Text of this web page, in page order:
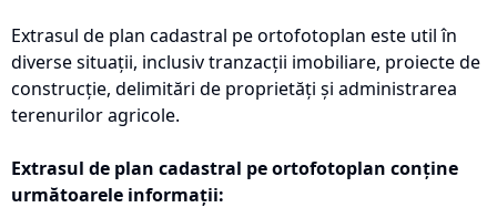
Extrasul de plan cadastral pe ortofotoplan este util în
diverse situații, inclusiv tranzacții imobiliare, proiecte de
construcție, delimitări de proprietăți și administrarea
terenurilor agricole.
Extrasul de plan cadastral pe ortofotoplan conține
următoarele informații: